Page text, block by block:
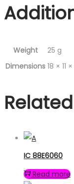
Weight
25 g
Dimensions 18 × 11
IC 88E6060
Read more